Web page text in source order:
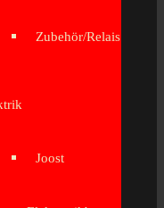
Zubehör/Relais
Joost